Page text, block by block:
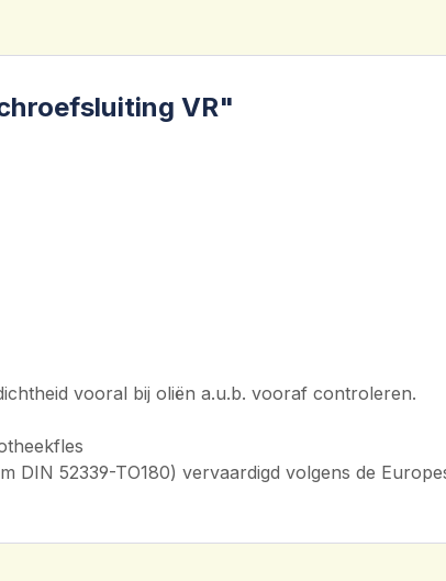
VR"
vooral bij oliën a.u.b. vooraf controleren.
52339-TO180) vervaardigd volgens de